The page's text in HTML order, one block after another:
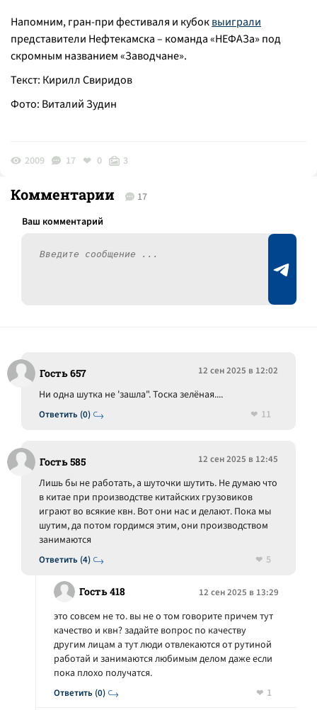
Напомним, гран-при фестиваля и кубоквыиграли
представители Нефтекамска – команда «НЕФАЗа» под
скромным названием «Заводчане».
Текст: Кирилл Свиридов
Фото: Виталий Зудин
2009 17 0 3
Комментарии 17
Гость 657 12 сен 2025 в 12:02
Ответить (0)
Ни одна шутка не 'зашла". Тоска зелёная....
11
Гость 585 12 сен 2025 в 12:45
Ответить (4)
Лишь бы не работать, а шуточки шутить. Не думаю что
в китае при производстве китайских грузовиков
играют во всякие квн. Вот они нас и делают. Пока мы
шутим, да потом гордимся этим, они производством
занимаются
5
Гость 418 12 сен 2025 в 13:29
Ответить (0)
это совсем не то. вы не о том говорите причем тут
качество и квн? задайте вопрос по качеству
другим лицам а тут люди отвлекаются от рутиной
работай и занимаются любимым делом даже если
пока плохо получатся.
1